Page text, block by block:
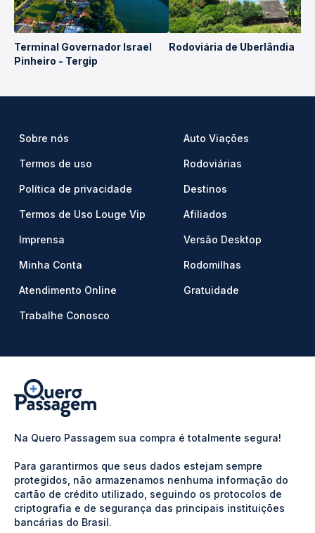
Terminal Governador Israel
Pinheiro - Tergip
Rodoviária de Uberlândia
Sobre nós
Termos de uso
Política de privacidade
Termos de Uso Louge Vip
Imprensa
Minha Conta
Atendimento Online
Trabalhe Conosco
Auto Viações
Rodoviárias
Destinos
Afiliados
Versão Desktop
Rodomilhas
Gratuidade
Na Quero Passagem sua compra é totalmente segura!
Para garantirmos que seus dados estejam sempre
protegidos, não armazenamos nenhuma informação do
cartão de crédito utilizado, seguindo os protocolos de
criptografia e de segurança das principais instituições
bancárias do Brasil.